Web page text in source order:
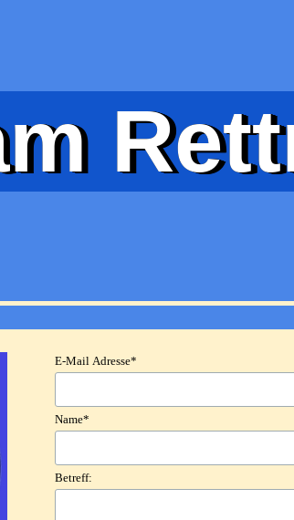
E-Mail Adresse*
Name*
Betreff: